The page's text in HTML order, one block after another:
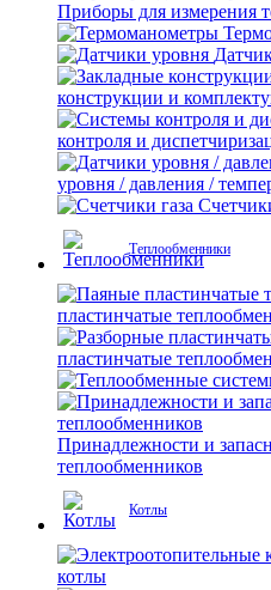
Приборы для измерения
конструкции и
контроля и
уровня / давления /
Теплообменники
пластинчатые
пластинчатые
Принадлежности и
теплообменников
Котлы
котлы